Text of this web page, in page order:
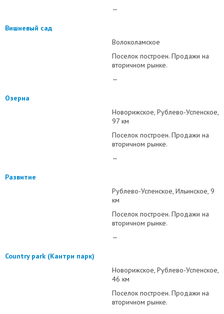
—
Вишневый сад
Волоколамское
Поселок построен. Продажи на
вторичном рынке.
—
Озерна
Новорижское Рублево-Успенское
97 км
Поселок построен. Продажи на
вторичном рынке.
—
Развитие
Рублево-Успенское Ильинское 9
км
Поселок построен. Продажи на
вторичном рынке.
—
Country park (Кантри парк)
Новорижское Рублево-Успенское
46 км
Поселок построен. Продажи на
вторичном рынке.